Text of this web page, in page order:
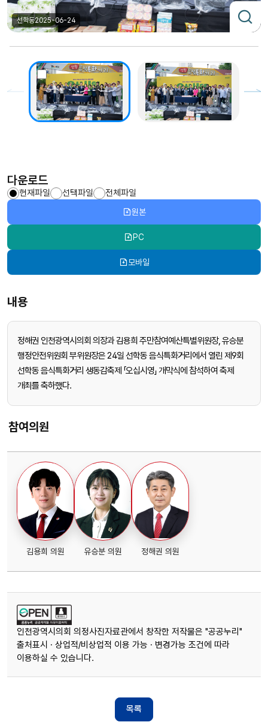
선학동2025-06-24
다운로드
현재파일 선택파일 전체파일
원본
PC
모바일
내용
정해권 인천광역시의회 의장과 김용희 주만참여예산특별위원장, 유승분
행정안전위원회 부위원장은 24일 선학동 음식특화거리에서 열린 제9회
선학동 음식특화거리 생동감축제 「오십시영」 개막식에 참석하여 축제
개최를 축하했다.
참여의원
김용희 의원 유승분 의원 정해권 의원
인천광역시의회 의정사진자료관에서 창작한 저작물은 "공공누리"
출처표시 · 상업적/비상업적 이용 가능 · 변경가능 조건에 따라
이용하실 수 있습니다.
목록